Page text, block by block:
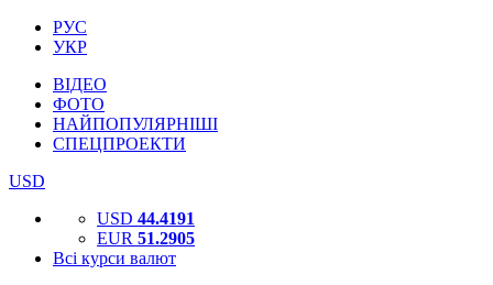
РУС
УКР
ВІДЕО
ФОТО
НАЙПОПУЛЯРНІШІ
СПЕЦПРОЕКТИ
USD
USD 44.4191
EUR 51.2905
Всі курси валют